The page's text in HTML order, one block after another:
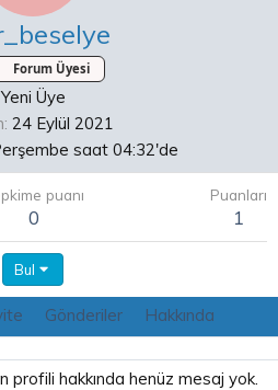
Forum Üyesi
Yeni Üye
24 Eylül 2021
saat 04:32'de
puanı
0
Puanları
1
Bul
Gönderiler Hakkında
profili hakkında henüz mesaj yok.